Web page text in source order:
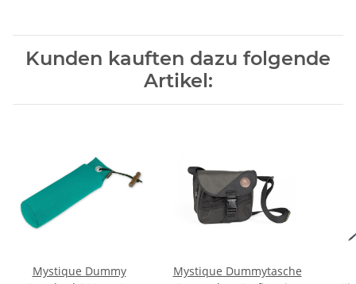
Kunden kauften dazu folgende
Artikel:
Mystique Dummy
Mystique Dummytasche